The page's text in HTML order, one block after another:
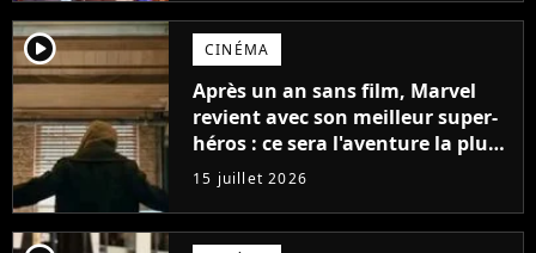
player2 CINÉMA
Après un an sans film, Marvel
revient avec son meilleur super-
héros : ce sera l'aventure la plus
sombre du personnage jusqu’à
présent
15 juillet 2026